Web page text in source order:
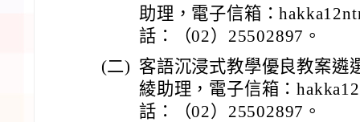
助理，電子信箱：
話：（02）25502897。
(二) 客語沉浸式教學優良教案遴
綾助理，電子信箱：
話：（02）25502897。